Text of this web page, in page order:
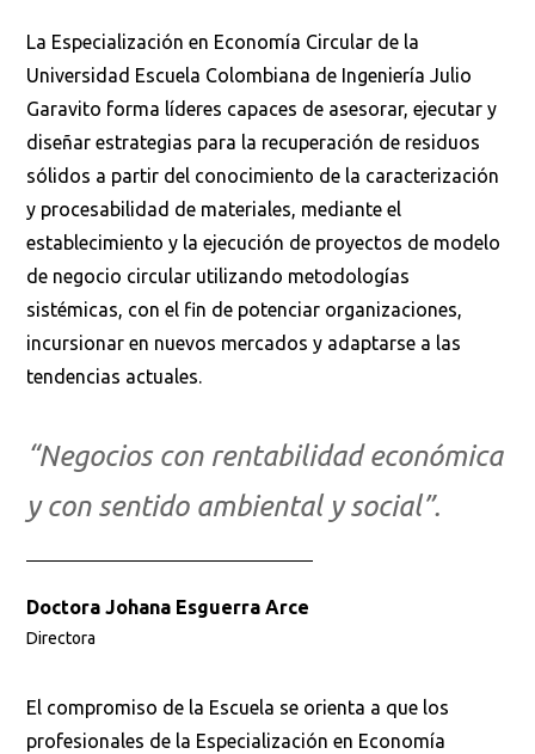
La Especialización en Economía Circular de la
Universidad Escuela Colombiana de Ingeniería Julio
Garavito forma líderes capaces de asesorar, ejecutar y
diseñar estrategias para la recuperación de residuos
sólidos a partir del conocimiento de la caracterización
y procesabilidad de materiales, mediante el
establecimiento y la ejecución de proyectos de modelo
de negocio circular utilizando metodologías
sistémicas, con el fin de potenciar organizaciones,
incursionar en nuevos mercados y adaptarse a las
tendencias actuales.
“Negocios con rentabilidad económica
y con sentido ambiental y social”.
Doctora Johana Esguerra Arce
Directora
El compromiso de la Escuela se orienta a que los
profesionales de la Especialización en Economía